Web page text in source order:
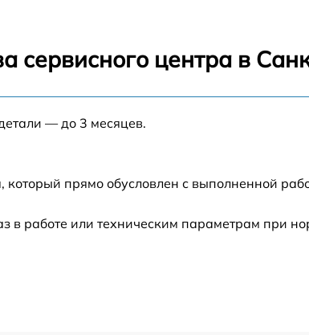
от 70 мин
сервисного центра в
— до 3 месяцев.
прямо обусловлен с выполненной
в работе или техническим параметрам при